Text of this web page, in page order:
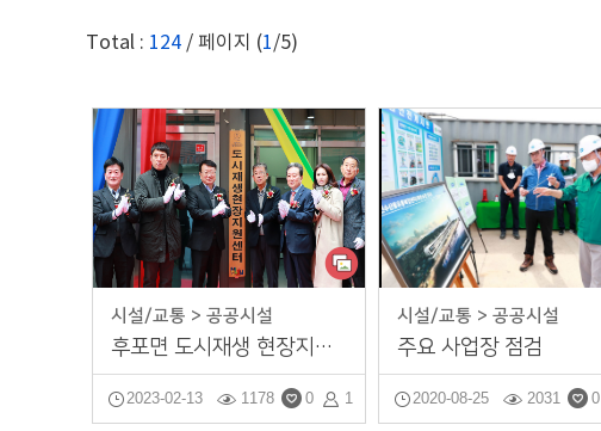
자연경관
축제행사
안전재난
울진의 맛
공모전
Total : 124 / 페이지 (1/5)
시설/교통 > 공공시설
후포면 도시재생 현장지원센터 개소식
2023-02-13 1
0
1178
시설/교통 > 공공시설
주요 사업장 점검
2020-08-25 0
2031